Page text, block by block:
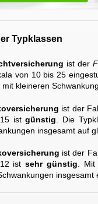
Typklassen
ist der
von 10 bis 25
kleineren
ist der
15 istgünstig . Die
insgesamt auf
ist der
12 istsehr günstig. Mit
insgesamt